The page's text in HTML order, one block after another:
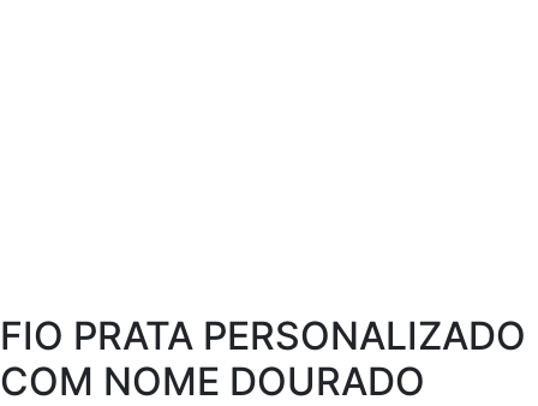
FIO PRATA PERSONALIZADO
COM NOME DOURADO